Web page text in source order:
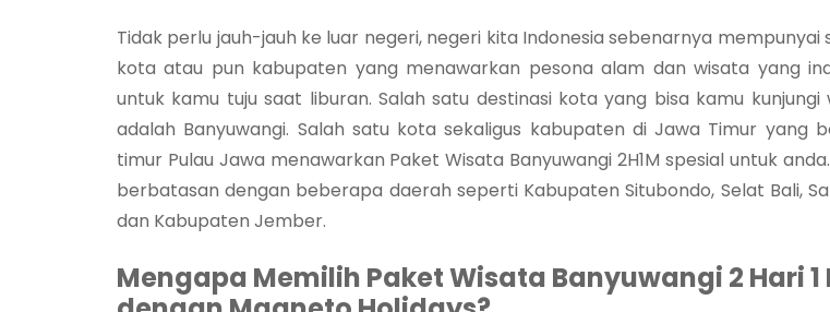
Tidak perlu jauh-jauh ke luar negeri, negeri kita Indonesia sebenarnya mempunyai
kota atau pun kabupaten yang menawarkan pesona alam dan wisata yang
untuk kamu tuju saat liburan. Salah satu destinasi kota yang bisa kamu
adalah Banyuwangi. Salah satu kota sekaligus kabupaten di Jawa Timur yang
timur Pulau Jawa menawarkan Paket Wisata Banyuwangi 2H1M spesial untuk
berbatasan dengan beberapa daerah seperti Kabupaten Situbondo, Selat Bali,
dan Kabupaten Jember.
Mengapa Memilih Paket Wisata Banyuwangi 2 Hari